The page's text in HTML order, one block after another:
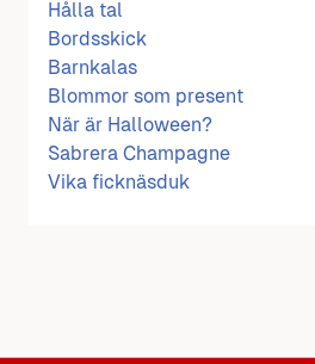
Hålla tal
Bordsskick
Barnkalas
Blommor som present
När är Halloween?
Sabrera Champagne
Vika ficknäsduk